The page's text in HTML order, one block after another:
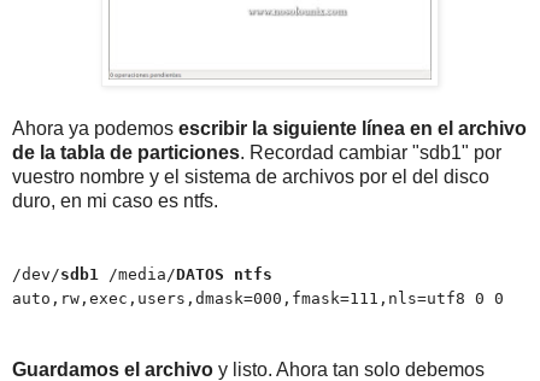
Ahora ya podemos escribir la siguiente línea en el archivo
de la tabla de particiones. Recordad cambiar "sdb1" por
vuestro nombre y el sistema de archivos por el del disco
duro, en mi caso es ntfs.
/dev/sdb1 /media/DATOS
ntfs
auto,rw,exec,users,dmask=000,fmask=111,nls=utf8 0 0
Guardamos el archivo y listo. Ahora tan solo debemos